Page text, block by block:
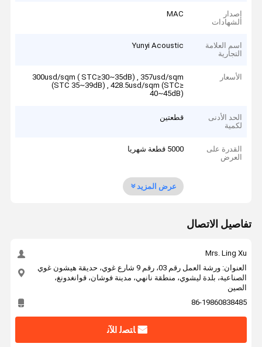
إصدار
الشهادات
MAC
اسم العلامة
التجارية
Yunyi Acoustic
الأسعار
300usd/sqm ( STC≥30~35dB) , 357usd/sqm
(STC 35~39dB) , 428.5usd/sqm (STC≥
‌40~45dB)
الحد الأدنى
لكمية
قطعتين
القدرة على
العرض
5000 قطعة شهريا
عرض المزيد
تفاصيل الاتصال
Mrs. Ling Xu
العنوان: ورشة العمل رقم 03، رقم 9 شارع غوي، حديقة هيشون غوي
الصناعية، بلدة ليشوي، منطقة نانهي، مدينة فوشان، قوانغدونغ،
الصين
86-19860838485
ﺎﺘﺼﻟ ﺍﻶﻧ